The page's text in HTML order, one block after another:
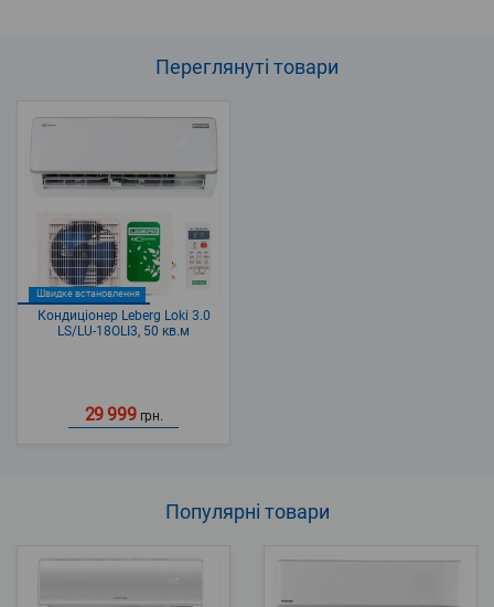
Переглянуті товари
Швидке встановлення
Кондиціонер Leberg Loki 3.0
LS/LU-18OLI3, 50 кв.м
29 999 грн.
Популярні товари